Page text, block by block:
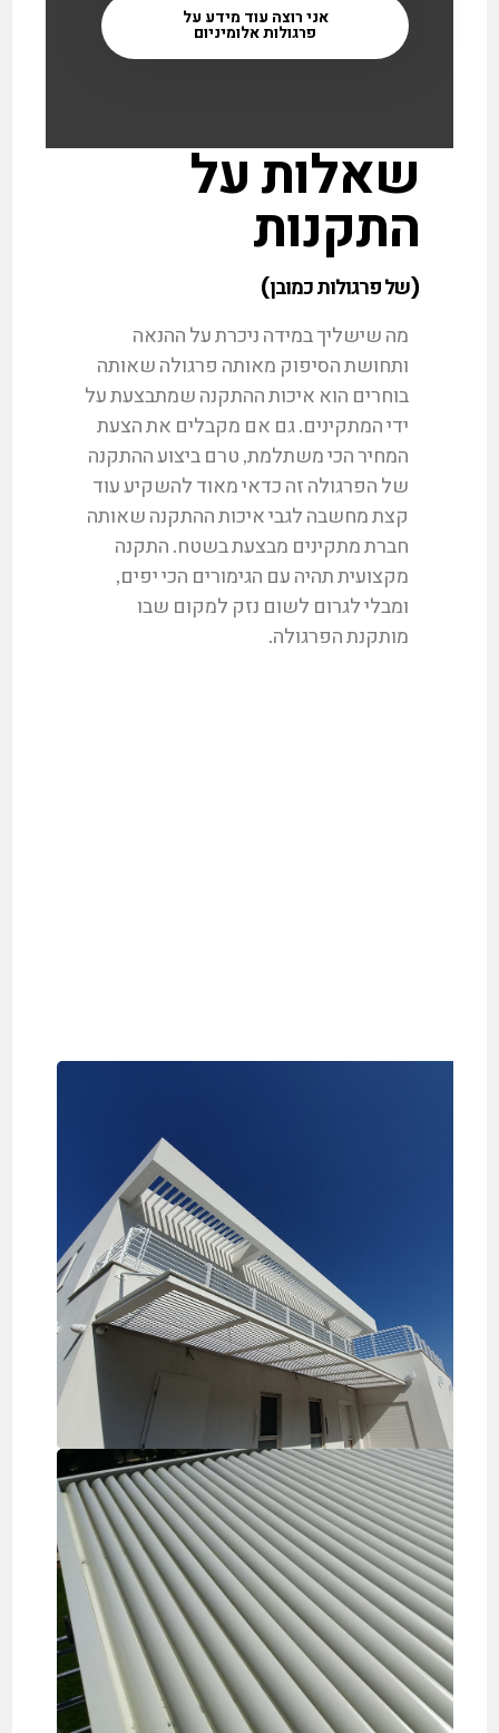
אני רוצה עוד מידע על
פרגולות אלומיניום
שאלות על
התקנות
(של פרגולות כמובן)​
מה שישליך במידה ניכרת על ההנאה
ותחושת הסיפוק מאותה פרגולה שאותה
בוחרים הוא איכות ההתקנה שמתבצעת על
ידי המתקינים. גם אם מקבלים את הצעת
המחיר הכי משתלמת, טרם ביצוע ההתקנה
של הפרגולה זה כדאי מאוד להשקיע עוד
קצת מחשבה לגבי איכות ההתקנה שאותה
חברת מתקינים מבצעת בשטח. התקנה
מקצועית תהיה עם הגימורים הכי יפים,
ומבלי לגרום לשום נזק למקום שבו
מותקנת הפרגולה.